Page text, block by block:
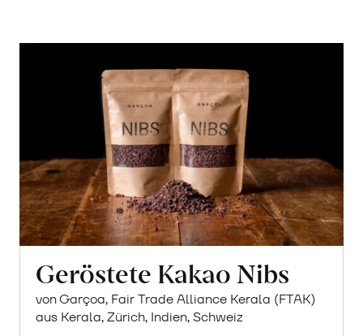
Geröstete Kakao Nibs
von Garçoa, Fair Trade Alliance Kerala (FTAK)
aus Kerala, Zürich, Indien, Schweiz